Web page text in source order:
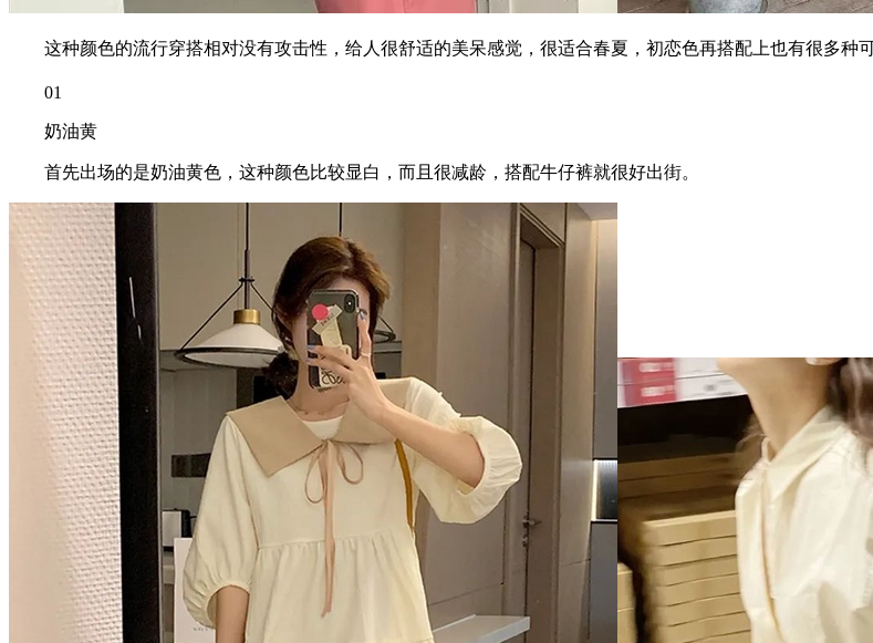
这种颜色的流行穿搭相对没有攻击性，给人很舒适的美呆感觉，很适合春夏，初恋色再搭配上也有很多种
01
奶油黄
首先出场的是奶油黄色，这种颜色比较显白，而且很减龄，搭配牛仔裤就很好出街。